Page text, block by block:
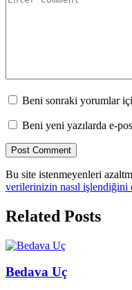
Beni sonraki yorumlar
Beni yeni yazılarda e-
Bu site istenmeyenleri
verilerinizin nasıl işlendiğini
Related Posts
Bedava Uç